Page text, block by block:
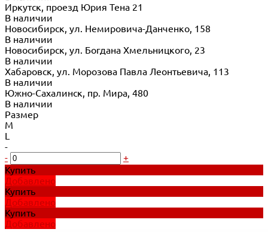
Иркутск, проезд Юрия Тена 21
В наличии
Новосибирск, ул. Немировича-Данченко, 158
В наличии
Новосибирск, ул. Богдана Хмельницкого, 23
В наличии
Хабаровск, ул. Морозова Павла Леонтьевича, 113
В наличии
Южно-Сахалинск, пр. Мира, 480
В наличии
Размер
M
L
-
-
+
Купить
Добавлено
Купить
Добавлено
Купить
Добавлено